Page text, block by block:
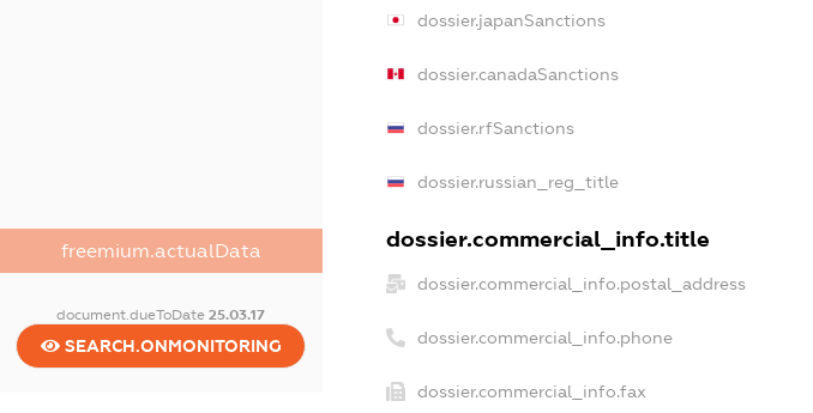
freemium.actualData
document.dueToDate25.03.17
SEARCH.ONMONITORING
dossier.japanSanctions
dossier.canadaSanctions
dossier.rfSanctions
dossier.russian_reg_title
dossier.commercial_info.title
dossier.commercial_info.postal_address
dossier.commercial_info.phone
dossier.commercial_info.fax